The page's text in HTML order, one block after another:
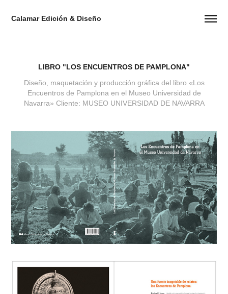
Calamar Edición & Diseño
LIBRO "LOS ENCUENTROS DE PAMPLONA"
Diseño, maquetación y producción gráfica del libro «Los
Encuentros de Pamplona en el Museo Universidad de
Navarra» Cliente: MUSEO UNIVERSIDAD DE NAVARRA